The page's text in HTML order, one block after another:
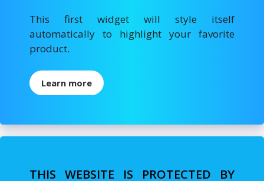
This first widget will style itself
automatically to highlight your favorite
product.
Learn more
THIS WEBSITE IS PROTECTED BY